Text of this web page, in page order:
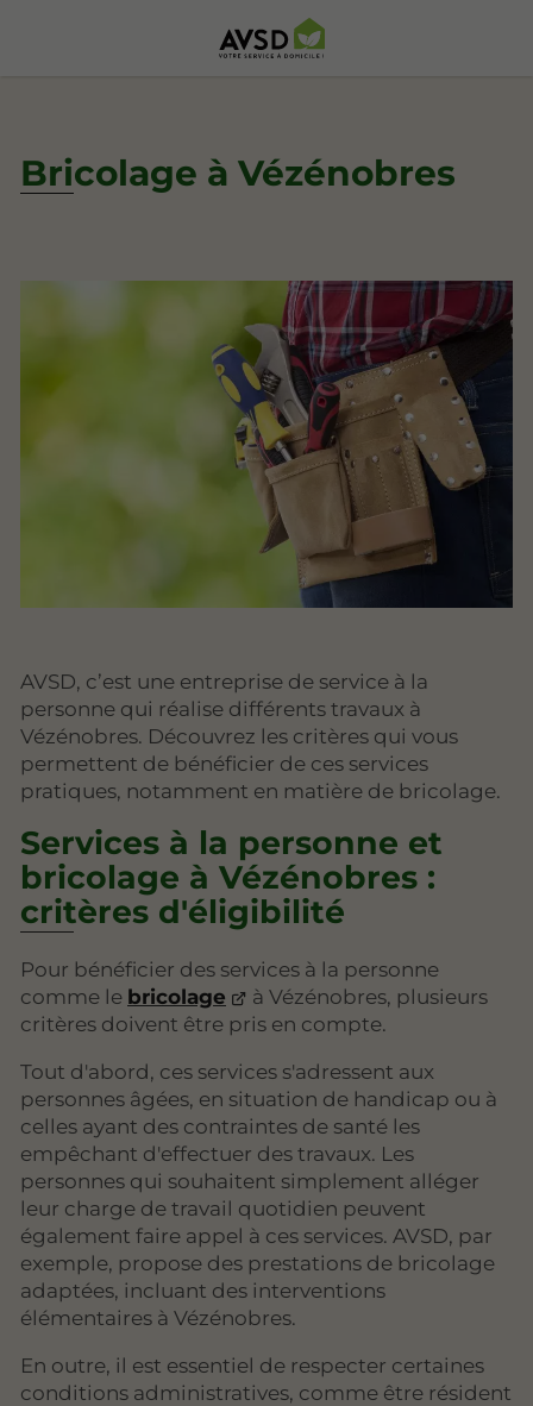
Bricolage à Vézénobres
AVSD, c’est une entreprise de service à la
personne qui réalise différents travaux à
Vézénobres. Découvrez les critères qui vous
permettent de bénéficier de ces services
pratiques, notamment en matière de bricolage.
Services à la personne et
bricolage à Vézénobres :
critères d'éligibilité
Pour bénéficier des services à la personne
comme le bricolage
à Vézénobres, plusieurs
critères doivent être pris en compte.
Tout d'abord, ces services s'adressent aux
personnes âgées, en situation de handicap ou à
celles ayant des contraintes de santé les
empêchant d'effectuer des travaux. Les
personnes qui souhaitent simplement alléger
leur charge de travail quotidien peuvent
également faire appel à ces services. AVSD, par
exemple, propose des prestations de bricolage
adaptées, incluant des interventions
élémentaires à Vézénobres.
En outre, il est essentiel de respecter certaines
conditions administratives, comme être résident